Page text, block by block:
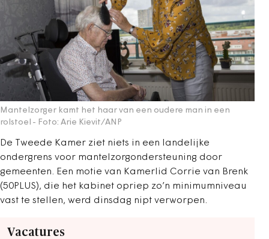
Mantelzorger kamt het haar van een oudere man in een
rolstoel - Foto: Arie Kievit/ANP
De Tweede Kamer ziet niets in een landelijke
ondergrens voor mantelzorgondersteuning door
gemeenten. Een motie van Kamerlid Corrie van Brenk
(50PLUS), die het kabinet opriep zo’n minimumniveau
vast te stellen, werd dinsdag nipt verworpen.
Vacatures